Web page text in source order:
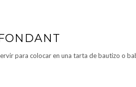
para colocar en una tarta de bautizo o